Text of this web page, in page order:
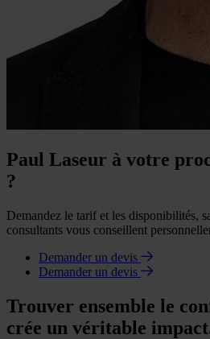
Paul Laseur à votre
?
Demandez le tarif et les disponibilités,
consultants vous conseillent
Demander un devis
Demander un devis
Trouver ensemble le
crée un véritable